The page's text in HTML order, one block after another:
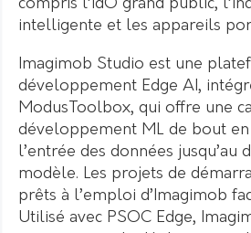
compris l’IdO grand public,
intelligente et les appareils
Imagimob Studio est une
développement Edge AI,
ModusToolbox, qui offre une
développement ML de bout
l’entrée des données jusqu’au
modèle. Les projets de
prêts à l’emploi d’Imagimob
Utilisé avec PSOC Edge,